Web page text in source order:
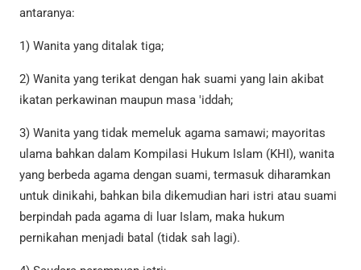
antaranya:
1) Wanita yang ditalak tiga;
2) Wanita yang terikat dengan hak suami yang lain akibat
ikatan perkawinan maupun masa 'iddah;
3) Wanita yang tidak memeluk agama samawi; mayoritas
ulama bahkan dalam Kompilasi Hukum Islam (KHI), wanita
yang berbeda agama dengan suami, termasuk diharamkan
untuk dinikahi, bahkan bila dikemudian hari istri atau suami
berpindah pada agama di luar Islam, maka hukum
pernikahan menjadi batal (tidak sah lagi).